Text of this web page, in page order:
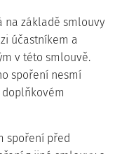
na základě smlouvy
účastníkem a
v této smlouvě.
spoření nesmí
spoření před